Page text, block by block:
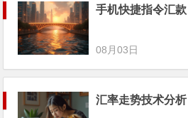
手机快捷指令汇款
08月03日
汇率走势技术分析